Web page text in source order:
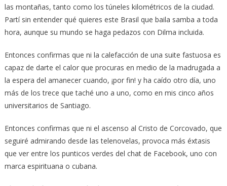
las montañas, tanto como los túneles kilométricos de la ciudad.
Partí sin entender qué quieres este Brasil que baila samba a toda
hora, aunque su mundo se haga pedazos con Dilma incluida.
Entonces confirmas que ni la calefacción de una suite fastuosa es
capaz de darte el calor que procuras en medio de la madrugada a
la espera del amanecer cuando, ¡por fin! y ha caído otro día, uno
más de los trece que taché uno a uno, como en mis cinco años
universitarios de Santiago.
Entonces confirmas que ni el ascenso al Cristo de Corcovado, que
seguiré admirando desde las telenovelas, provoca más éxtasis
que ver entre los punticos verdes del chat de Facebook, uno con
marca espirituana o cubana.